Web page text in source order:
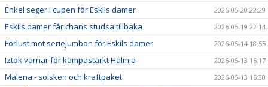
Enkel seger i cupen för Eskils damer 2026-05-20 22:29
Eskils damer får chans studsa tillbaka 2026-05-19 22:14
Förlust mot seriejumbon för Eskils damer 2026-05-14 18:55
Iztok varnar för kämpastarkt Halmia 2026-05-13 16:17
Malena - solsken och kraftpaket 2026-05-13 15:30